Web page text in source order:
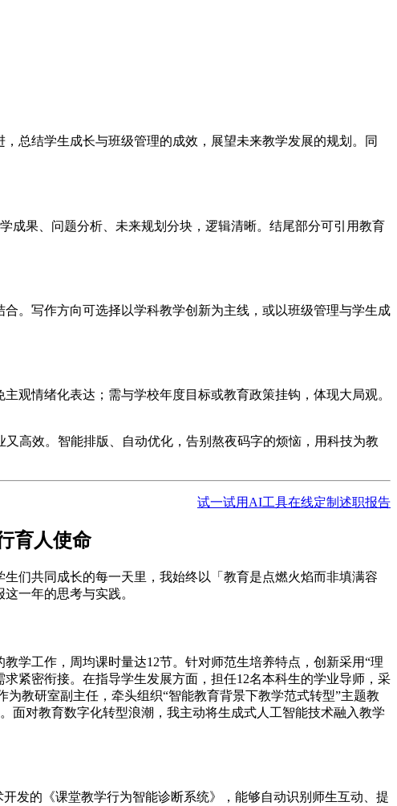
总结学生成长与班级管理的成效，展望未来教学发展的规划。同
成果、问题分析、未来规划分块，逻辑清晰。结尾部分可引用教育
。写作方向可选择以学科教学创新为主线，或以班级管理与学生成
观情绪化表达；需与学校年度目标或教育政策挂钩，体现大局观。
高效。智能排版、自动优化，告别熬夜码字的烦恼，用科技为教
试一试用AI工具在线定制述职报告
育人使命
们共同成长的每一天里，我始终以「教育是点燃火焰而非填满容
一年的思考与实践。
学工作，周均课时量达12节。针对师范生培养特点，创新采用“理
紧密衔接。在指导学生发展方面，担任12名本科生的学业导师，采
教研室副主任，牵头组织“智能教育背景下教学范式转型”主题教
面对教育数字化转型浪潮，我主动将生成式人工智能技术融入教学
发的《课堂教学行为智能诊断系统》，能够自动识别师生互动、提